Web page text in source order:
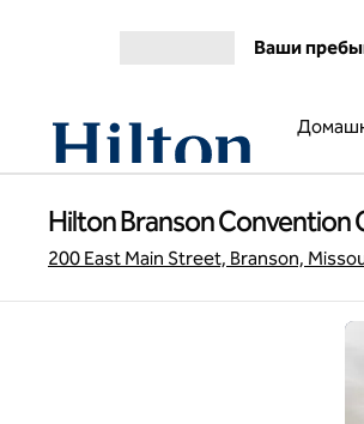
Ваши
Hilton Branson Convention
200 East Main Street, Branson,